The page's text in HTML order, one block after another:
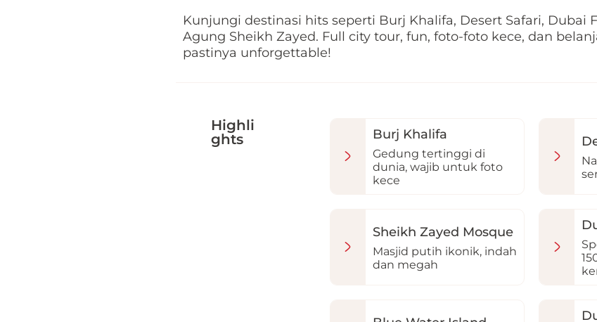
Kunjungi destinasi hits seperti Burj Khalifa, Desert Safari, Dubai
Agung Sheikh Zayed. Full city tour, fun, foto-foto kece, dan
pastinya unforgettable!
Highli
ghts
Burj Khalifa
Gedung tertinggi di
dunia, wajib untuk foto
kece
Sheikh Zayed Mosque
Masjid putih ikonik, indah
dan megah